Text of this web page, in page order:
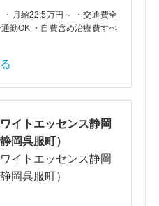
・月給22.5万円～ ・交通費全
勤OK ・自費含め治療費すべ
イトエッセンス静岡
岡呉服町）
イトエッセンス静岡
岡呉服町）